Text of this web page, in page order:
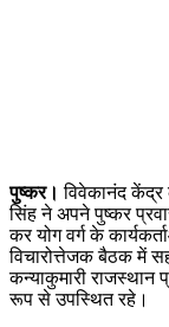
पुष्कर। विवेकानंद केंद्र
सिंह ने अपने पुष्कर
कर योग वर्ग के
विचारोत्तेजक बैठक में
कन्याकुमारी राजस्थान
रूप से उपस्थित रहे।